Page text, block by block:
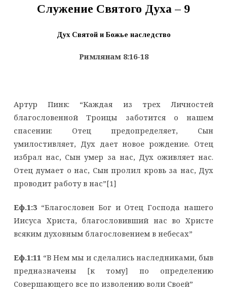
Служение Святого Духа – 9
Дух Святой и Божье наследство
Римлянам 8:16-18
Артур Пинк: “Каждая из трех Личностей
благословенной Троицы заботится о нашем
спасении: Отец предопределяет, Сын
умилостивляет, Дух дает новое рождение. Отец
избрал нас, Сын умер за нас, Дух оживляет нас.
Отец думает о нас, Сын пролил кровь за нас, Дух
проводит работу в нас”[1]
Еф.1:3“Благословен Бог и Отец Господа нашего
Иисуса Христа, благословивший нас во Христе
всяким духовным благословением в небесах”
Еф.1:11“В Нем мы и сделались наследниками, быв
предназначены [к тому] по определению
Совершающего все по изволению воли Своей”